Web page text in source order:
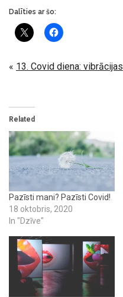
Dalīties ar šo:
« 13. Covid diena: vibrācijas
Related
Pazīsti mani? Pazīsti Covid!
18 oktobris, 2020
In "Dzīve"